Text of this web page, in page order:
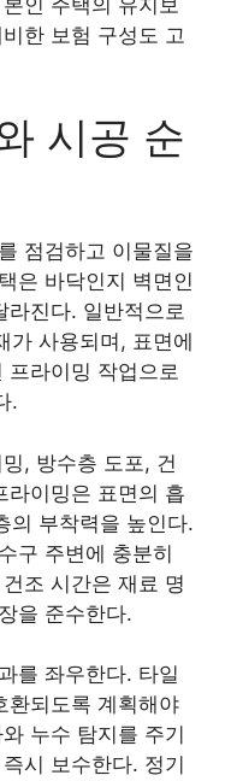
한 보험 구성도 고
시공 순
점검하고 이물질을
은 바닥인지 벽면인
라진다. 일반적으로
가 사용되며, 표면에
프라이밍 작업으로
.
, 방수층 도포, 건
라이밍은 표면의 흡
의 부착력을 높인다.
구 주변에 충분히
조 시간은 재료 명
을 준수한다.
를 좌우한다. 타일
환되도록 계획해야
누수 탐지를 주기
시 보수한다. 정기